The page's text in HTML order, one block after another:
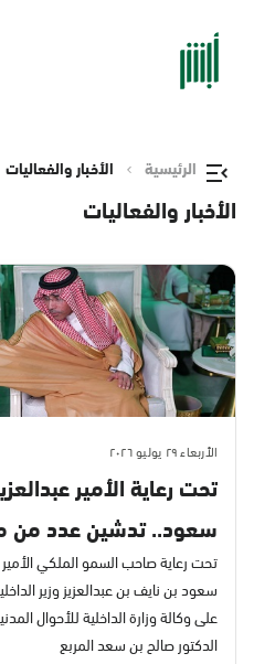
الرئيسية الأخبار والفعاليات
الأخبار والفعاليات
الأربعاء ٢٩ يوليو ٢٠٢٦
تحت رعاية الأمير
سعود.. تدشين عدد من
التحول الرقمي والخدمات
للأحوال المدنية
تحت رعاية صاحب السمو الملكي الأمير
سعود بن نايف بن عبدالعزيز وزير
على وكالة وزارة الداخلية للأحوال
الدكتور صالح بن سعد المربع